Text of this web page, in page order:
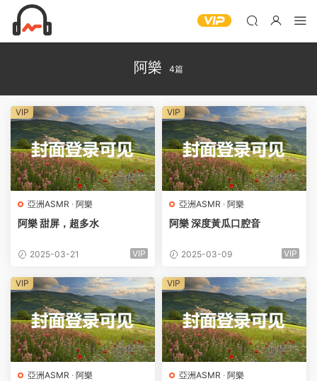
阿樂 4篇
亞洲ASMR · 阿樂
阿樂 甜屏，超多水
2025-03-21 VIP
VIP
亞洲ASMR · 阿樂
阿樂 深度黃瓜口腔音
2025-03-09 VIP
VIP
亞洲ASMR · 阿樂
VIP
亞洲ASMR · 阿樂
VIP